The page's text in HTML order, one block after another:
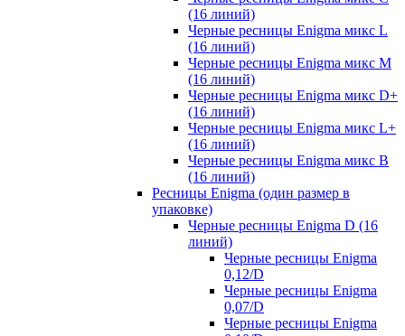
(16 линий)
Черные ресницы Enigma микс L
(16 линий)
Черные ресницы Enigma микс M
(16 линий)
Черные ресницы Enigma микс D+
(16 линий)
Черные ресницы Enigma микс L+
(16 линий)
Черные ресницы Enigma микс В
(16 линий)
Ресницы Enigma (один размер в
упаковке)
Черные ресницы Enigma D (16
линий)
Черные ресницы Enigma
0,12/D
Черные ресницы Enigma
0,07/D
Черные ресницы Enigma